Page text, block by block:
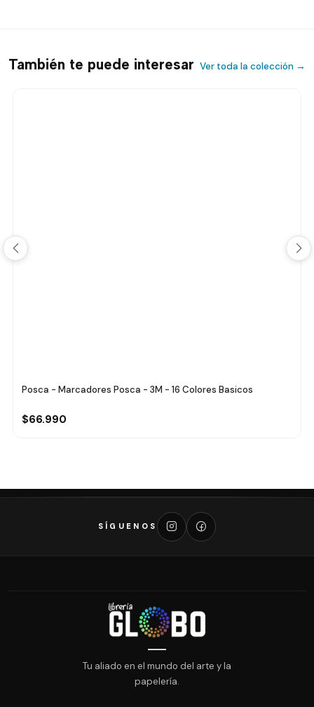
También te puede interesar Ver toda la colección →
Posca - Marcadores Posca - 3M - 16 Colores Basicos
$66.990
SÍGUENOS
Tu aliado en el mundo del arte y la
papelería.